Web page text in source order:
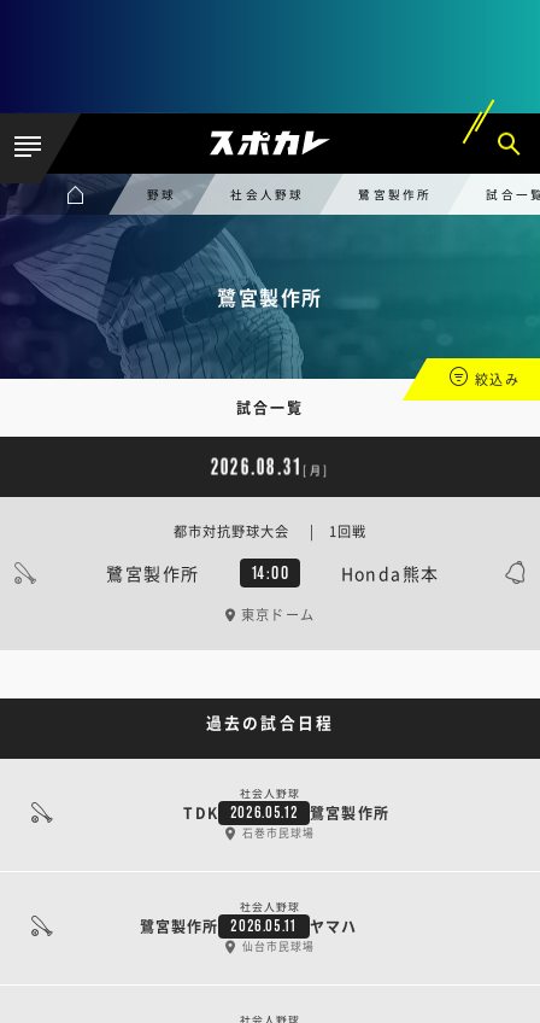
野球 社会人野球 鷺宮製作所 試合一
鷺宮製作所
試合一覧
絞込み
2026.08.31 [月]
鷺宮製作所 14:00 Honda熊本
都市対抗野球大会 | 1回戦
東京ドーム
過去の試合日程
社会人野球
TDK 2026.05.12 鷺宮製作所
石巻市民球場
社会人野球
鷺宮製作所 2026.05.11 ヤマハ
仙台市民球場
社会人野球